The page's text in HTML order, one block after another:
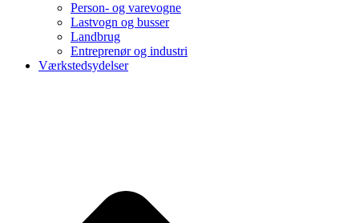
Person- og varevogne
Lastvogn og busser
Landbrug
Entreprenør og industri
Værkstedsydelser